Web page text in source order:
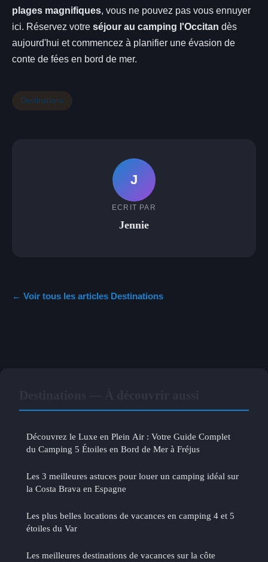
plages magnifiques, vous ne pouvez pas vous ennuyer
ici. Réservez votre séjour au camping l'Occitan dès
aujourd'hui et commencez à planifier une évasion de
conte de fées en bord de mer.
Destinations
J
ECRIT PAR
Jennie
← Voir tous les articles Destinations
Découvrez le Luxe en Plein Air : Votre Guide Complet
du Camping 5 Étoiles en Bord de Mer à Fréjus
Les 3 meilleures astuces pour louer un camping idéal sur
la Costa Brava en Espagne
Les plus belles locations de vacances en camping 4 et 5
étoiles du Var
Les meilleures destinations de vacances sur la côte